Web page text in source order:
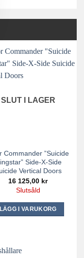
SLUT I LAGER
Commander ”Suicide
Side-X-Side
Vertical Doors
16 125,00 kr
Slutsåld
LÄGG I VARUKORG